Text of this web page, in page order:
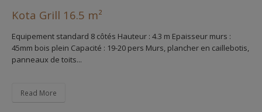
Kota Grill 16.5 m²
Equipement standard 8 côtés Hauteur : 4.3 m Epaisseur murs :
45mm bois plein Capacité : 19-20 pers Murs, plancher en caillebotis,
panneaux de toits...
Read More